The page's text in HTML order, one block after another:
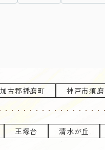
加古郡播磨町 神戸市須
王塚台
清水が丘